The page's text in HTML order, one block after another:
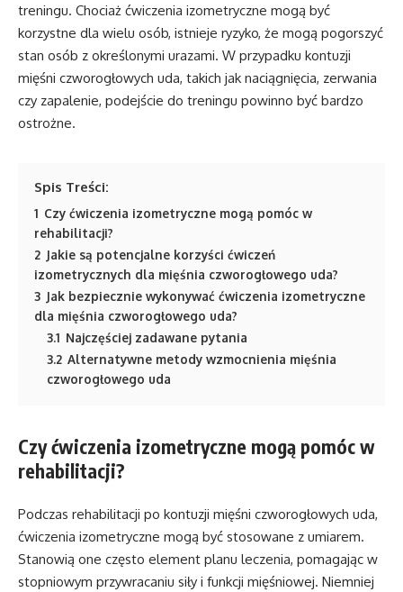
treningu. Chociaż ćwiczenia izometryczne mogą być
korzystne dla wielu osób, istnieje ryzyko, że mogą pogorszyć
stan osób z określonymi urazami. W przypadku kontuzji
mięśni czworogłowych uda, takich jak naciągnięcia, zerwania
czy zapalenie, podejście do treningu powinno być bardzo
ostrożne.
Spis Treści:
1 Czy ćwiczenia izometryczne mogą pomóc w
rehabilitacji?
2 Jakie są potencjalne korzyści ćwiczeń
izometrycznych dla mięśnia czworogłowego uda?
3 Jak bezpiecznie wykonywać ćwiczenia izometryczne
dla mięśnia czworogłowego uda?
3.1 Najczęściej zadawane pytania
3.2 Alternatywne metody wzmocnienia mięśnia
czworogłowego uda
Czy ćwiczenia izometryczne mogą pomóc w
rehabilitacji?
Podczas rehabilitacji po kontuzji mięśni czworogłowych uda,
ćwiczenia izometryczne mogą być stosowane z umiarem.
Stanowią one często element planu leczenia, pomagając w
stopniowym przywracaniu siły i funkcji mięśniowej. Niemniej